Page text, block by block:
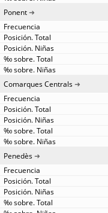
Ponent
Comarques Centrals
Penedès